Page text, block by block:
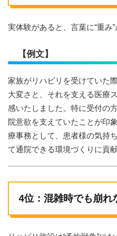
実体験があると、言葉に“重み”
【例文】
家族がリハビリを受けていた
大変さと、それを支える医療
感いたしました。特に受付の
院意欲を支えていたことが印
療事務として、患者様の気持
て通院できる環境づくりに貢
4位：混雑時でも崩れ